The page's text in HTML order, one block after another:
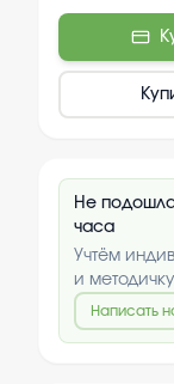
Не
часа
Учтём
и
Написать